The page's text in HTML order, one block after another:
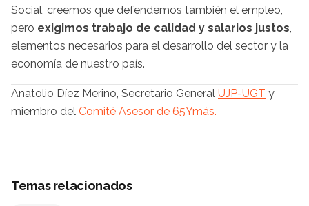
Social, creemos que defendemos también el empleo,
pero exigimos trabajo de calidad y salarios justos,
elementos necesarios para el desarrollo del sector y la
economía de nuestro país.
Anatolio Díez Merino, Secretario General UJP-UGT y
miembro del Comité Asesor de 65Ymás.
Temas relacionados